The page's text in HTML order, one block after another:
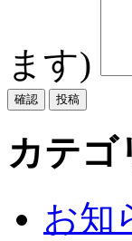
ます)
カテゴ
お知